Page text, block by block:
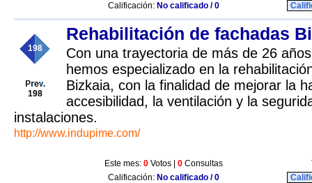
Calificación: No calificado / 0
198
198
Rehabilitación de fachadas
Con una trayectoria de más de 26
hemos especializado en la
Bizkaia, con la finalidad de mejorar la
accesibilidad, la ventilación y la
instalaciones.
http://www.indupime.com/
Este mes: 0 Votos | 0 Consultas
Calificación: No calificado / 0